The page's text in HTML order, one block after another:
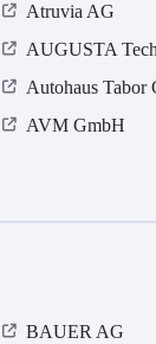
Atruvia AG
AUGUSTA
Autohaus Tabor
AVM GmbH
BAUER AG